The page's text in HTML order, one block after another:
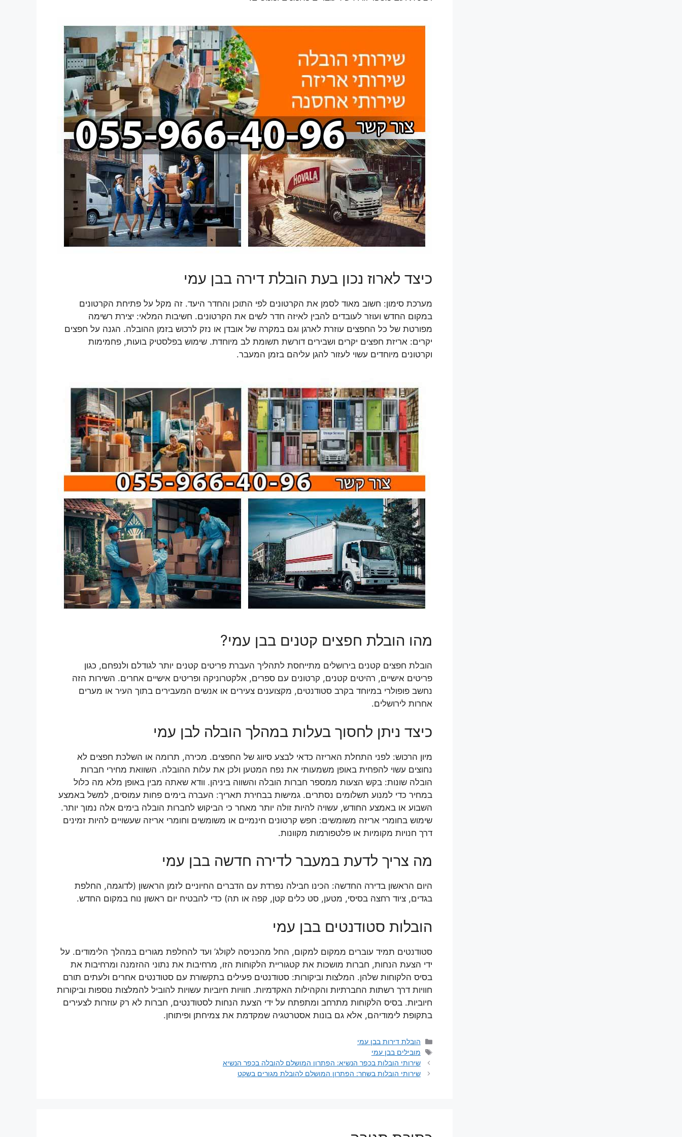
כיצד לארוז נכון בעת הובלת דירה בבן עמי
מערכת סימון: חשוב מאוד לסמן את הקרטונים לפי התוכן והחדר היעד. זה מקל על פתיחת הקרטונים
במקום החדש ועוזר לעובדים להבין לאיזה חדר לשים את הקרטונים. חשיבות המלאי: יצירת רשימה
מפורטת של כל החפצים עוזרת לארגן וגם במקרה של אובדן או נזק לרכוש בזמן ההובלה. הגנה על חפצים
יקרים: אריזת חפצים יקרים ושבירים דורשת תשומת לב מיוחדת. שימוש בפלסטיק בועות, פחמימות
וקרטונים מיוחדים עשוי לעזור להגן עליהם בזמן המעבר.
מהו הובלת חפצים קטנים בבן עמי?
הובלת חפצים קטנים בירושלים מתייחסת לתהליך העברת פריטים קטנים יותר לגודלם ולנפחם, כגון
פריטים אישיים, רהיטים קטנים, קרטונים עם ספרים, אלקטרוניקה ופריטים אישיים אחרים. השירות הזה
נחשב פופולרי במיוחד בקרב סטודנטים, מקצוענים צעירים או אנשים המעבירים בתוך העיר או מערים
אחרות לירושלים.
כיצד ניתן לחסוך בעלות במהלך הובלה לבן עמי
מיון הרכוש: לפני התחלת האריזה כדאי לבצע סיווג של החפצים. מכירה, תרומה או השלכת חפצים לא
נחוצים עשוי להפחית באופן משמעותי את נפח המטען ולכן את עלות ההובלה. השוואת מחירי חברות
הובלה שונות: בקש הצעות ממספר חברות הובלה והשווה ביניהן. וודא שאתה מבין באופן מלא מה כלול
במחיר כדי למנוע תשלומים נסתרים. גמישות בבחירת תאריך: העברה בימים פחות עמוסים, למשל באמצע
השבוע או באמצע החודש, עשויה להיות זולה יותר מאחר כי הביקוש לחברות הובלה בימים אלה נמוך יותר.
שימוש בחומרי אריזה משומשים: חפש קרטונים חינמיים או משומשים וחומרי אריזה שעשויים להיות זמינים
דרך חנויות מקומיות או פלטפורמות מקוונות.
מה צריך לדעת במעבר לדירה חדשה בבן עמי
היום הראשון בדירה החדשה: הכינו חבילה נפרדת עם הדברים החיוניים לזמן הראשון (לדוגמה, החלפת
בגדים, ציוד רחצה בסיסי, מטען, סט כלים קטן, קפה או תה) כדי להבטיח יום ראשון נוח במקום החדש.
הובלות סטודנטים בבן עמי
סטודנטים תמיד עוברים ממקום למקום, החל מהכניסה לקולג’ ועד להחלפת מגורים במהלך הלימודים. על
ידי הצעת הנחות, חברות מושכות את קטגוריית הלקוחות הזו, מרחיבות את נתוני ההזמנה ומרחיבות את
בסיס הלקוחות שלהן. המלצות וביקורות: סטודנטים פעילים בתקשורת עם סטודנטים אחרים ולעתים תורם
חוויות דרך רשתות החברתיות והקהילות האקדמיות. חוויות חיוביות עשויות להוביל להמלצות נוספות וביקורות
חיוביות. בסיס הלקוחות מתרחב ומתפתח על ידי הצעת הנחות לסטודנטים, חברות לא רק עוזרות לצעירים
בתקופת לימודיהם, אלא גם בונות אסטרטגיה שמקדמת את צמיחתן ופיתוחן.
קטגוריות
הובלת דירות בבן עמי
תגיות
מובילים בבן עמי
שירותי הובלות בכפר הנשיא: הפתרון המושלם להובלה בכפר הנשיא
שירותי הובלות בשחר: הפתרון המושלם להובלת מגורים בשקט